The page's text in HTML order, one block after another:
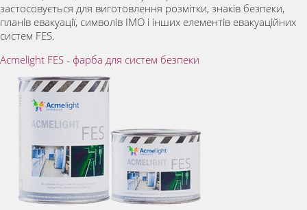
застосовується для виготовлення розмітки, знаків безпеки,
планів евакуації, символів IМО і інших елементів евакуаційних
систем FES.
Acmelight FES - фарба для систем безпеки